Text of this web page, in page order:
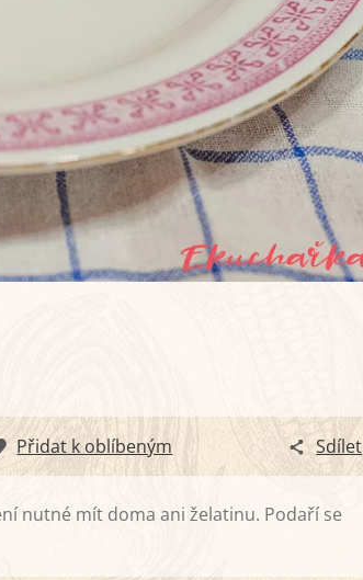
Přidat k oblíbeným Sdílet
nutné mít doma ani želatinu. Podaří se